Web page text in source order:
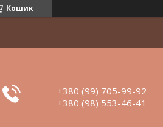
Кошик
+380 (99) 705-99-92
+380 (98) 553-46-41